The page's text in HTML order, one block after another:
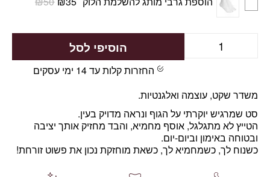
משדר שקט, עוצמה ואלגנטיות.
סט שמרגיש יוקרתי על הגוף ונראה מדויק בעין.
הטייץ לא מתגלגל, אוסף מחמיא, והבד מחזיק אותך יציבה
ובטוחה באימון וביום-יום.
כשנוח לך, כשמחמיא לך, כשאת מוחזקת נכון את פשוט זורחת!
הוסיפי לסל
החזרות קלות עד 14 ימי עסקים